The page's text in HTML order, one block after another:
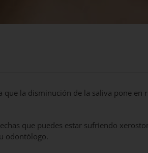
la disminución de la saliva pone en
que puedes estar sufriendo
odontólogo.